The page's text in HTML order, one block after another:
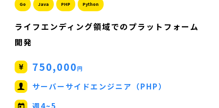
Go Java PHP Python
ライフエンディング領域でのプラットフォーム
開発
750,000円
サーバーサイドエンジニア（PHP）
週4~5